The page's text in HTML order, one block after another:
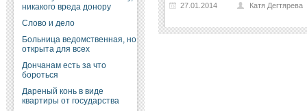
никакого вреда донору
Слово и дело
Больница ведомственная, но
открыта для всех
Дончанам есть за что
бороться
Дареный конь в виде
квартиры от государства
27.01.2014 Катя Дегтярева